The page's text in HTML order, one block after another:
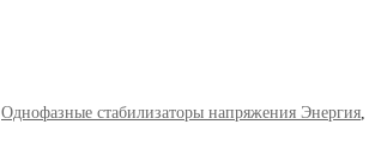
Однофазные стабилизаторы напряжения Энергия,